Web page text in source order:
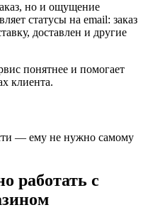
но и ощущение
статусы на email: заказ
доставлен и другие
понятнее и помогает
клиента.
— ему не нужно самому
работать с